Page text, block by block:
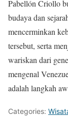
Pabellón Criollo
budaya dan
mencerminkan
tersebut, serta
wariskan dari
mengenal
adalah langkah
Categories: